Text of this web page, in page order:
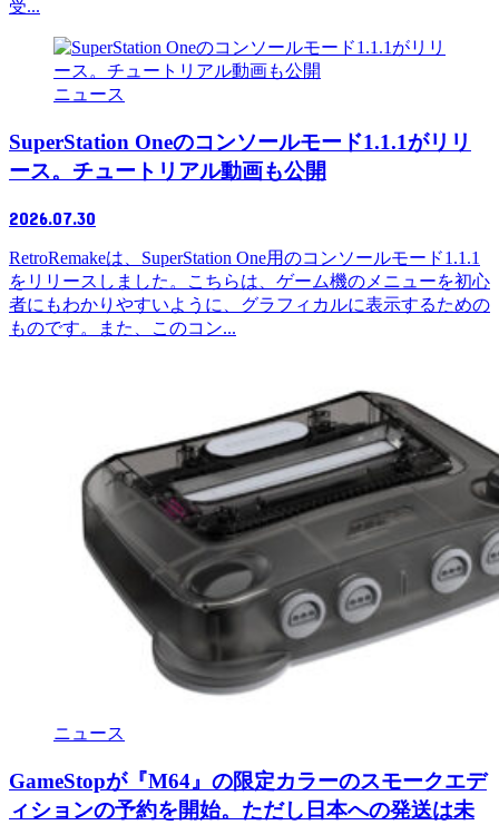
受...
ニュース
SuperStation Oneのコンソールモード1.1.1がリリ
ース。チュートリアル動画も公開
2026.07.30
RetroRemakeは、SuperStation One用のコンソールモード1.1.1
をリリースしました。こちらは、ゲーム機のメニューを初心
者にもわかりやすいように、グラフィカルに表示するための
ものです。また、このコン...
ニュース
GameStopが『M64』の限定カラーのスモークエデ
ィションの予約を開始。ただし日本への発送は未